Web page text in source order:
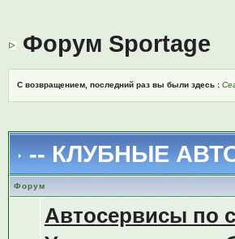
Форум Sportage
С возвращением, последний раз вы были здесь :
-- КЛУБНЫЕ
Форум
Автосервисы по